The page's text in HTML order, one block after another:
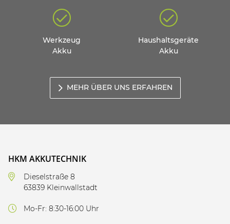
Werkzeug
Akku
Haushaltsgeräte
Akku
MEHR ÜBER UNS ERFAHREN
HKM AKKUTECHNIK
Dieselstraße 8
63839 Kleinwallstadt
Mo-Fr: 8:30-16:00 Uhr